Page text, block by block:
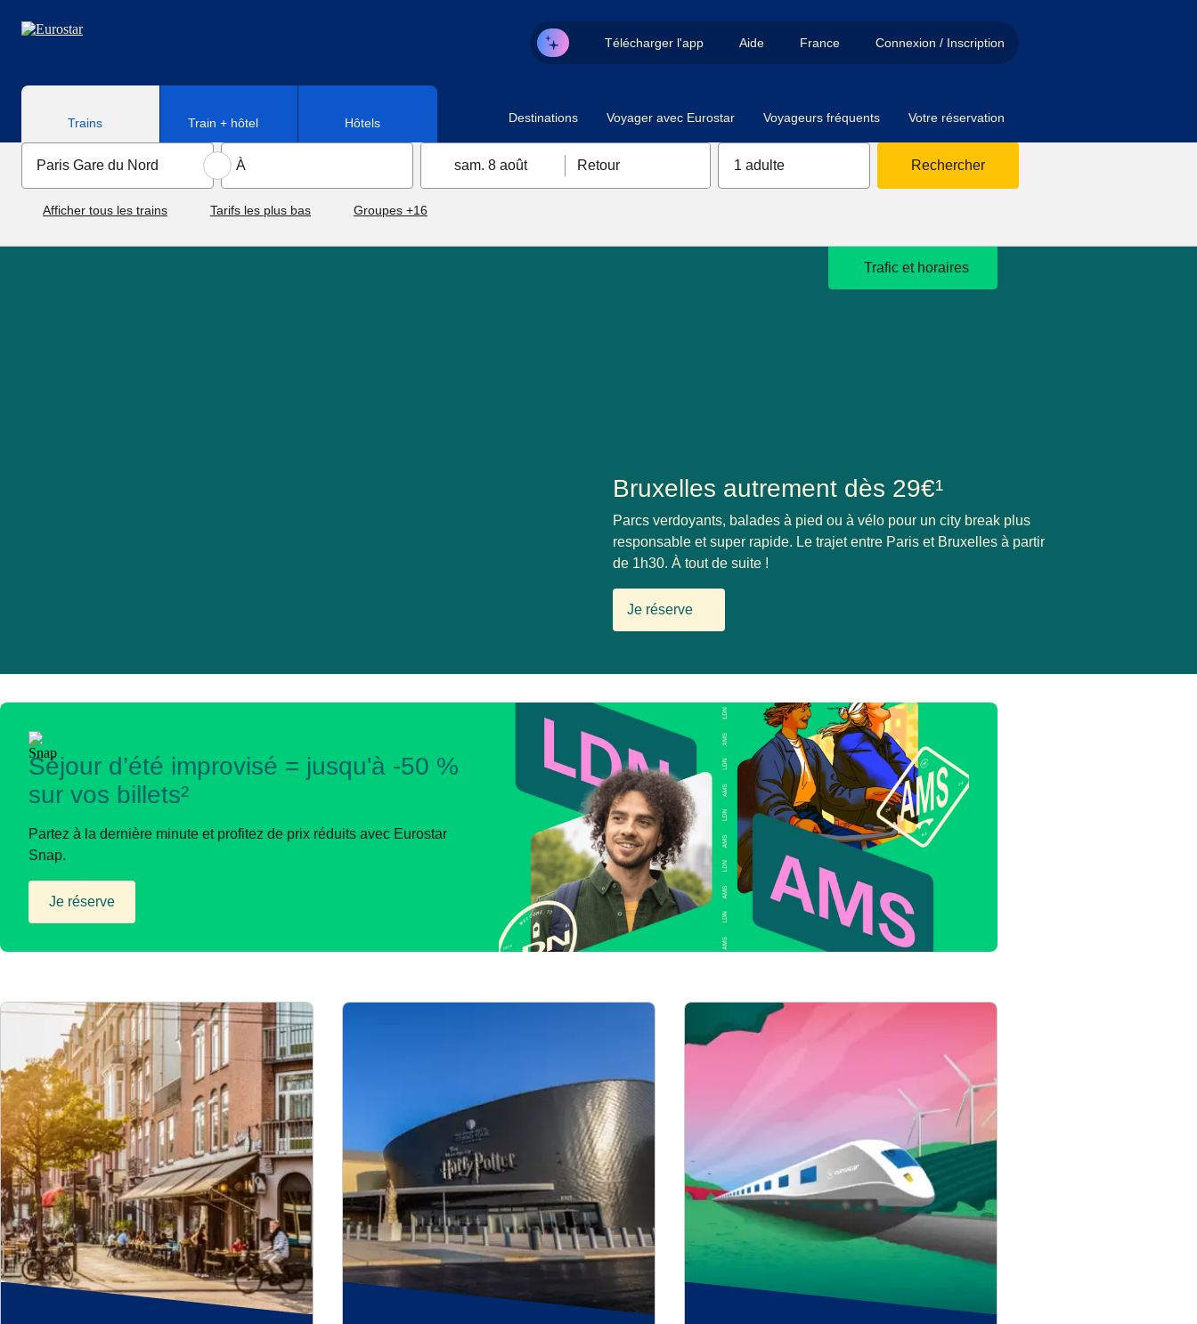
Télécharger l'app Aide France Connexion / Inscription
Trains Train + hôtel Hôtels Destinations Voyager avec Eurostar Voyageurs fréquents Votre réservation
sam. 8 août Retour 1 adulte Rechercher
Afficher tous les trains Tarifs les plus bas Groupes +16
Trafic et horaires
Bruxelles autrement dès 29€¹
Parcs verdoyants, balades à pied ou à vélo pour un city break plus
responsable et super rapide. Le trajet entre Paris et Bruxelles à partir
de 1h30. À tout de suite !
Je réserve
Séjour d’été improvisé = jusqu'à -50 %
sur vos billets²
Partez à la dernière minute et profitez de prix réduits avec Eurostar
Snap.
Je réserve